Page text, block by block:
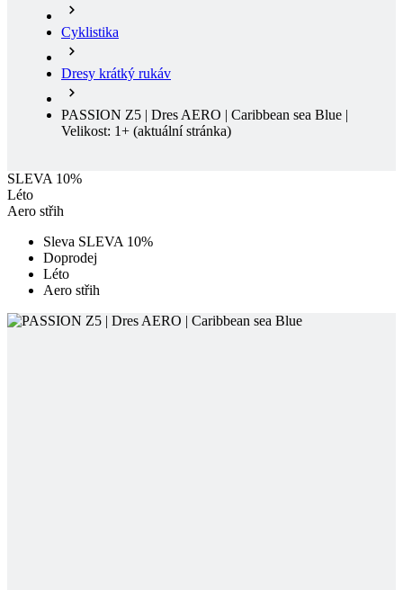
PASSION Z5 | Dres AERO | Caribbean sea Blue |
Velikost: 1+
SLEVA 10%
Aero střih
Doprodej
Aero střih